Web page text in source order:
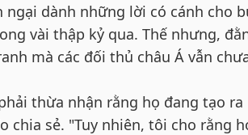
ngại dành những lời có cánh cho
vài thập kỷ qua. Thế nhưng,
mà các đối thủ châu Á vẫn
thừa nhận rằng họ đang tạo
chia sẻ. "Tuy nhiên, tôi cho rằng